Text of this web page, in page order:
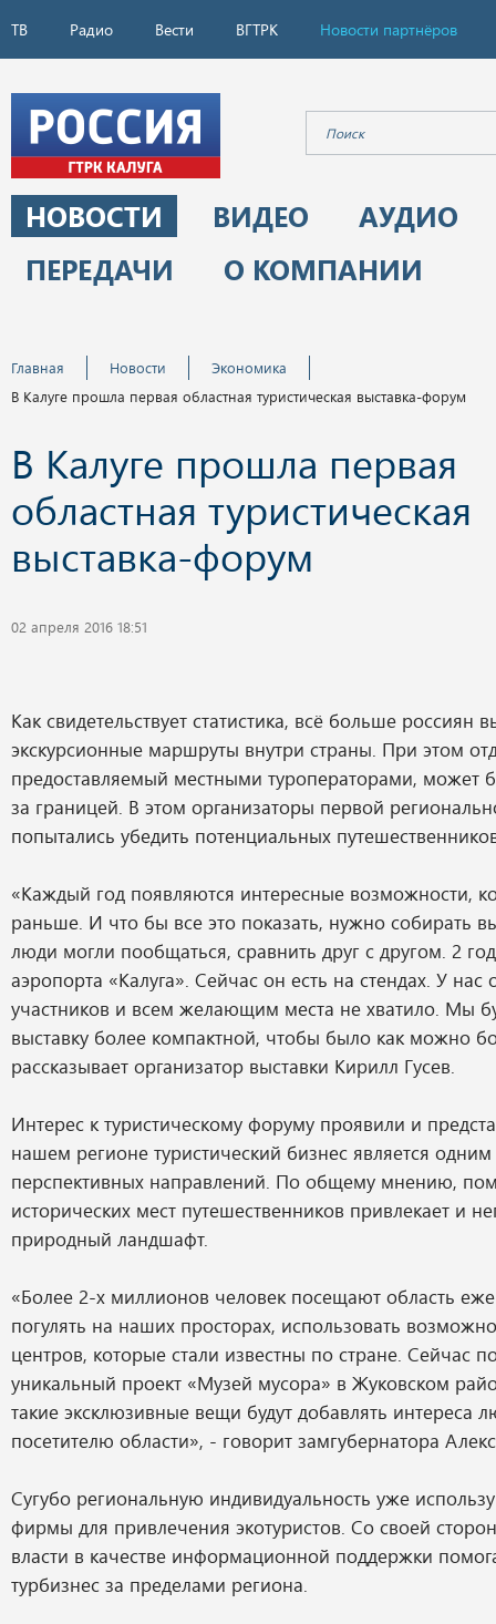
ТВ Радио Вести ВГТРК Новости партнёров
НОВОСТИ ВИДЕО
АУДИО
ПЕРЕДАЧИ
О КОМПАНИИ
Главная Новости
Экономика
В Калуге прошла первая областная туристическая выставка-форум
В Калуге прошла первая
областная туристическая
выставка-форум
02 апреля 2016 18:51
Как свидетельствует статистика, всё больше россиян
экскурсионные маршруты внутри страны. При этом
предоставляемый местными туроператорами, может
за границей. В этом организаторы первой
попытались убедить потенциальных
«Каждый год появляются интересные возможности,
раньше. И что бы все это показать, нужно собирать
люди могли пообщаться, сравнить друг с другом. 2
аэропорта «Калуга». Сейчас он есть на стендах. У нас
участников и всем желающим места не хватило. Мы
выставку более компактной, чтобы было как можно
рассказывает организатор выставки Кирилл Гусев.
Интерес к туристическому форуму проявили и
нашем регионе туристический бизнес является одним
перспективных направлений. По общему мнению,
исторических мест путешественников привлекает и
природный ландшафт.
«Более 2-х миллионов человек посещают область
погулять на наших просторах, использовать
центров, которые стали известны по стране. Сейчас
уникальный проект «Музей мусора» в Жуковском
такие эксклюзивные вещи будут добавлять интереса
посетителю области», - говорит замгубернатора
Сугубо региональную индивидуальность уже
фирмы для привлечения экотуристов. Со своей
власти в качестве информационной поддержки
турбизнес за пределами региона.